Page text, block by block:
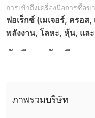
การเข้าถึงเครื่องมือการซื้อ
ฟอเร็กซ์ (เมเจอร์, ครอ
พลังงาน, โลหะ, หุ้น, แล
ข้อดีและข้อเสีย
ความเสี่ยง!
ภาพรวมบริษัท